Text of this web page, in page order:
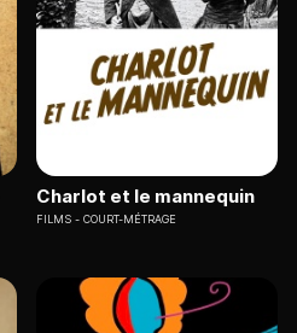
Charlot et le mannequin
FILMS COURT-MÉTRAGE